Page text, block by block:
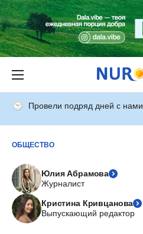
Провели подряд дней с нами
ОБЩЕСТВО
Юлия Абрамова
Журналист
Кристина Кривцанова
Выпускающий редактор